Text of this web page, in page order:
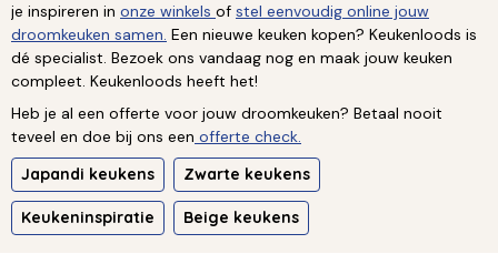
je inspireren in onze winkels of stel eenvoudig online jouw
droomkeuken samen. Een nieuwe keuken kopen? Keukenloods is
dé specialist. Bezoek ons vandaag nog en maak jouw keuken
compleet. Keukenloods heeft het!
Heb je al een offerte voor jouw droomkeuken? Betaal nooit
teveel en doe bij ons een offerte check.
Japandi keukens
Zwarte keukens
Keukeninspiratie Beige keukens